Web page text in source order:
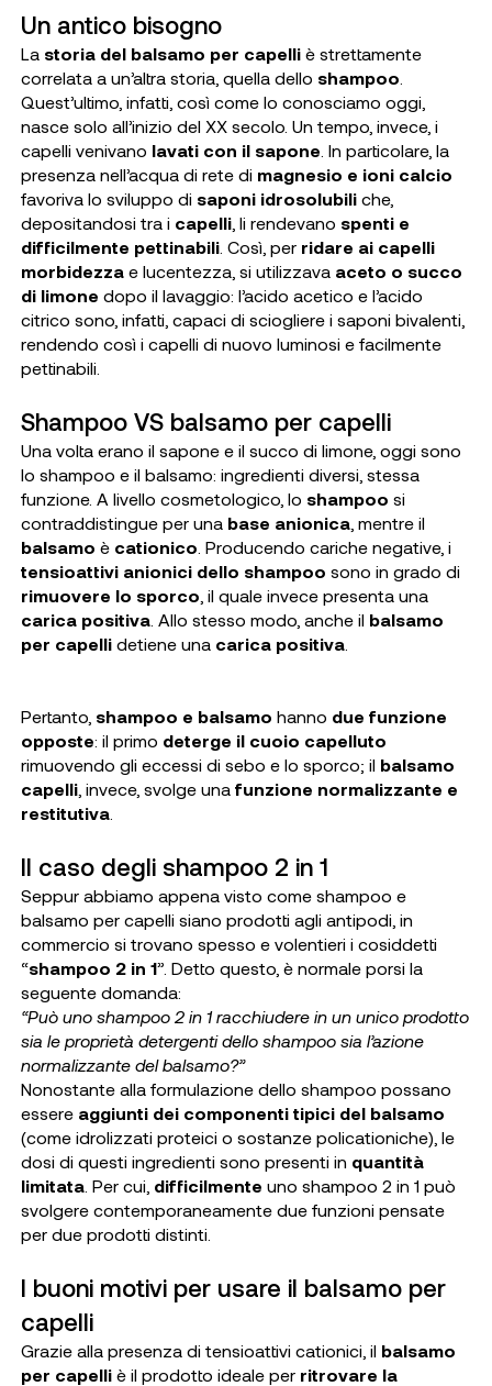
Un antico bisogno
La storia del balsamo per capelliè strettamente
correlata a un’altra storia, quella dello shampoo
Quest’ultimo, infatti, così come lo conosciamo oggi,
nasce solo all’inizio del XX secolo. Un tempo, invece, i
capelli venivano lavati con il sapone . In particolare, la
presenza nell’acqua di rete di magnesio e ioni calcio
favoriva lo sviluppo di saponi idrosolubiliche,
depositandosi tra i capelli, li rendevano spenti e
difficilmente pettinabili. Così, perridare ai capelli
morbidezzae lucentezza, si utilizzava aceto o succo
di limone dopo il lavaggio: l’acido acetico e l’acido
citrico sono, infatti, capaci di sciogliere i saponi bivalenti,
rendendo così i capelli di nuovo luminosi e facilmente
pettinabili.
Shampoo VS balsamo per capelli
Una volta erano il sapone e il succo di limone, oggi sono
lo shampoo e il balsamo: ingredienti diversi, stessa
funzione. A livello cosmetologico, lo shampoo si
contraddistingue per una base anionica, mentre il
balsamo è cationico . Producendo cariche negative, i
tensioattivi anionici dello shampoo sono in grado di
rimuovere lo sporco , il quale invece presenta una
carica positiva. Allo stesso modo, anche il balsamo
per capellidetiene una carica positiva.
Pertanto, shampoo e balsamo hanno due funzione
opposte: il primo deterge il cuoio capelluto
rimuovendo gli eccessi di sebo e lo sporco; il balsamo
capelli, invece, svolge una funzione normalizzante e
restitutiva.
Il caso degli shampoo 2 in 1
Seppur abbiamo appena visto come shampoo e
balsamo per capelli siano prodotti agli antipodi, in
commercio si trovano spesso e volentieri i cosiddetti
“shampoo 2 in 1”. Detto questo, è normale porsi la
seguente domanda:
“Può uno shampoo 2 in 1 racchiudere in un unico prodotto
sia le proprietà detergenti dello shampoo sia l’azione
normalizzante del balsamo?”
Nonostante alla formulazione dello shampoo possano
essere aggiunti dei componenti tipici del balsamo
(come idrolizzati proteici o sostanze policationiche), le
dosi di questi ingredienti sono presenti in quantità
limitata. Per cui, difficilmente uno shampoo 2 in 1 può
svolgere contemporaneamente due funzioni pensate
per due prodotti distinti.
I buoni motivi per usare il balsamo per
capelli
Grazie alla presenza di tensioattivi cationici, il balsamo
per capelliè il prodotto ideale per ritrovare la